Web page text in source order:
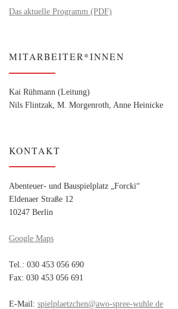
Das aktuelle Programm (PDF)
MITARBEITER*INNEN
Kai Rühmann (Leitung)
Nils Flintzak, M. Morgenroth, Anne Heinicke
KONTAKT
Abenteuer- und Bauspielplatz „Forcki“
Eldenaer Straße 12
10247 Berlin
Google Maps
Tel.: 030 453 056 690
Fax: 030 453 056 691
E-Mail: spielplaetzchen@awo-spree-wuhle.de